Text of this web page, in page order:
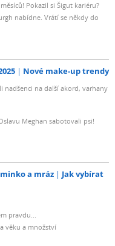
Pokazil si Šigut kariéru?
nabídne. Vrátí se někdy do
Nové make-up trendy
nadšenci na další akord, varhany
Meghan sabotovali psi!
a mráz
Jak vybírat
pravdu...
věku a množství